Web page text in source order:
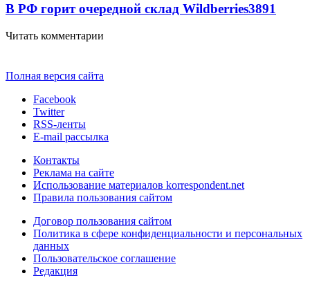
В РФ горит очередной склад Wildberries3891
Читать комментарии
Полная версия сайта
Facebook
Twitter
RSS-ленты
E-mail рассылка
Контакты
Реклама на сайте
Использование материалов korrespondent.net
Правила пользования сайтом
Договор пользования сайтом
Политика в сфере конфиденциальности и персональных
данных
Пользовательское соглашение
Редакция